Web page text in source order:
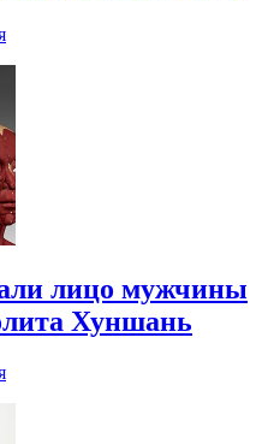
лицо мужчины
Хуншань